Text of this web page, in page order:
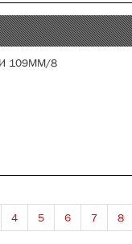
109MM/8
4 5 6 7 8